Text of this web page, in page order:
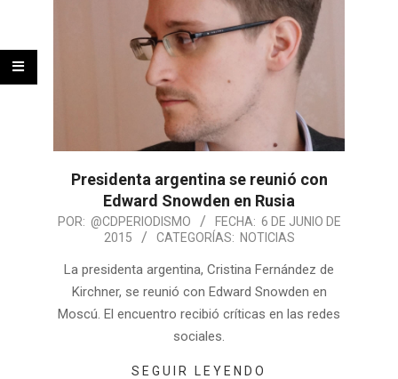
Presidenta argentina se reunió con
Edward Snowden en Rusia
POR: @CDPERIODISMO FECHA: 6 DE JUNIO DE
2015
CATEGORÍAS: NOTICIAS
La presidenta argentina, Cristina Fernández de
Kirchner, se reunió con Edward Snowden en
Moscú. El encuentro recibió críticas en las redes
sociales.
SEGUIR LEYENDO